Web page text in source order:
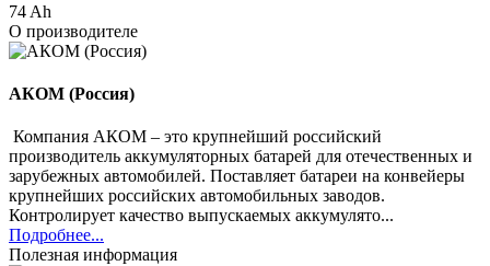
74 Ah
О производителе
АКОМ (Россия)
Компания АКОМ – это крупнейший российский
производитель аккумуляторных батарей для отечественных и
зарубежных автомобилей. Поставляет батареи на конвейеры
крупнейших российских автомобильных заводов.
Контролирует качество выпускаемых аккумулято...
Подробнее...
Полезная информация